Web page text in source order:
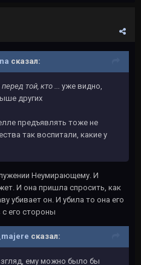
сказал:
той, кто ... уже видно,
других
предъявлять тоже не
так воспитали, какие у
Неумирающему. И
И она пришла спросить, как
убивает он. И убила то она его
его стороны
сказал:
ему можно было бы